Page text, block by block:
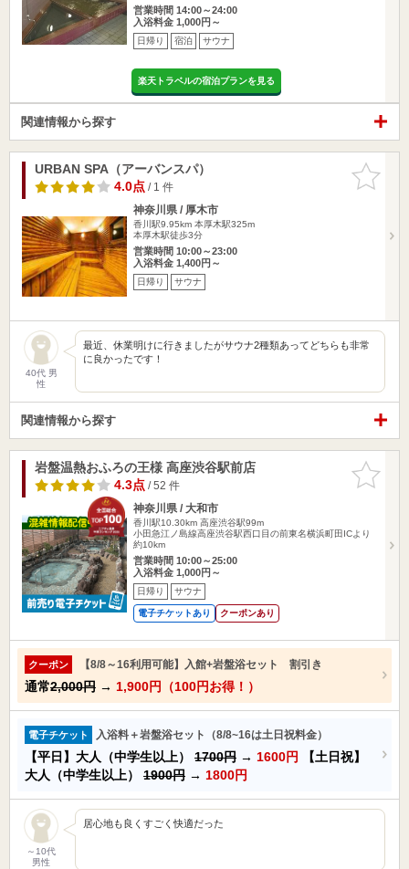
営業時間 14:00～24:00
入浴料金 1,000円～
日帰り 宿泊 サウナ
楽天トラベルの宿泊プランを見る
関連情報から探す
お気に入
りに追加
URBAN SPA（アーバンスパ）
4.0点/ 1 件
神奈川県 / 厚木市
香川駅9.95km 本厚木駅325m
本厚木駅徒歩3分
営業時間 10:00～23:00
入浴料金 1,400円～
日帰り サウナ
40代 男
性
最近、休業明けに行きましたがサウナ2種類あってどちらも非常
に良かったです！
関連情報から探す
お気に入
りに追加
岩盤温熱おふろの王様 高座渋谷駅前店
4.3点/ 52 件
神奈川県 / 大和市
香川駅10.30km 高座渋谷駅99m
小田急江ノ島線高座渋谷駅西口目の前東名横浜町田ICより
約10km
営業時間 10:00～25:00
入浴料金 1,000円～
日帰り サウナ
電子チケットあり クーポンあり
クーポン 【8/8～16利用可能】入館+岩盤浴セット 割引き
通常2,000円 → 1,900円（100円お得！）
電子チケット 入浴料＋岩盤浴セット（8/8~16は土日祝料金）
【平日】大人（中学生以上） 1700円 → 1600円
【土日祝】
大人（中学生以上） 1900円 → 1800円
～10代
男性
居心地も良くすごく快適だった